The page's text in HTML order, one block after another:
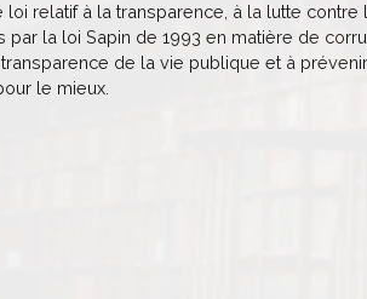
relatif à la transparence, à la lutte contre
la loi Sapin de 1993 en matière de
de la vie publique et à
le mieux.